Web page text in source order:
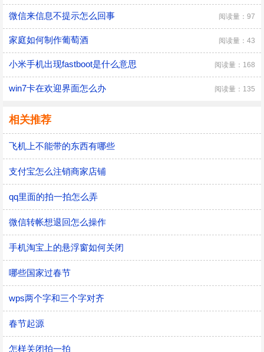
微信来信息不提示怎么回事 阅读量：97
家庭如何制作葡萄酒 阅读量：43
小米手机出现fastboot是什么意思 阅读量：168
win7卡在欢迎界面怎么办 阅读量：135
相关推荐
飞机上不能带的东西有哪些
支付宝怎么注销商家店铺
qq里面的拍一拍怎么弄
微信转帐想退回怎么操作
手机淘宝上的悬浮窗如何关闭
哪些国家过春节
wps两个字和三个字对齐
春节起源
怎样关闭拍一拍